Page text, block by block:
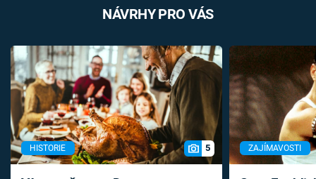
NÁVRHY PRO VÁS
HISTORIE 5 ZAJÍMAVOSTI